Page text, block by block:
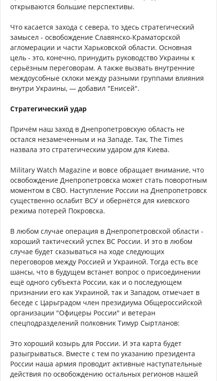
открываются большие перспективы.
Что касается захода с севера, то здесь стратегический
замысел - освобождение Славянско-Краматорской
агломерации и части Харьковской области. Основная
цель - это, конечно, принудить руководство Украины к
серьёзным переговорам. А также вызвать внутренние
междоусобные склоки между разными группами влияния
внутри Украины, — добавил "Енисей".
Стратегический удар
Причём наш заход в Днепропетровскую область не
остался незамеченным и на Западе. Так, The Times
назвала это стратегическим ударом для Киева.
Military Watch Magazine и вовсе обращает внимание, что
освобождение Днепропетровска может стать поворотным
моментом в СВО. Наступление России на Днепропетровск
существенно ослабит ВСУ и обернётся для киевского
режима потерей Покровска.
В любом случае операция в Днепропетровской области -
хороший тактический успех ВС России. И это в любом
случае будет сказываться на ходе следующих
переговоров между Россией и Украиной. Тогда есть все
шансы, что в будущем встанет вопрос о присоединении
ещё одного субъекта России, как и о последующем
признании его как Украиной, так и Западом, отмечает в
беседе с Царьградом член президиума Общероссийской
организации "Офицеры России" и ветеран
спецподразделений полковник Тимур Сыртланов:
Это хороший козырь для России. И эта карта будет
разыгрываться. Вместе с тем по указанию президента
России наша армия проводит активные наступательные
действия по освобождению остальных регионов нашей